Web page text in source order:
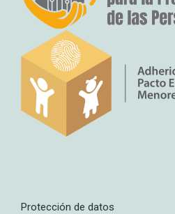
Protección de datos